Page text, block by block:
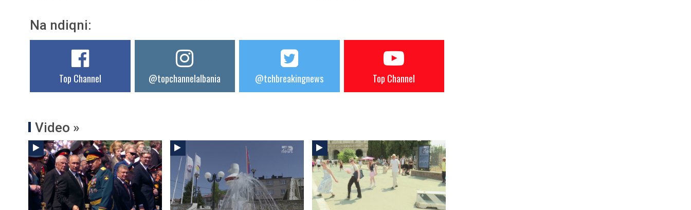
Na ndiqni:
Top Channel @topchannelalbania @tchbreakingnews Top Channel
Video »